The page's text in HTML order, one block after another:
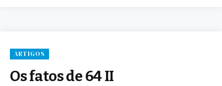
ARTIGOS
Os fatos de 64 II